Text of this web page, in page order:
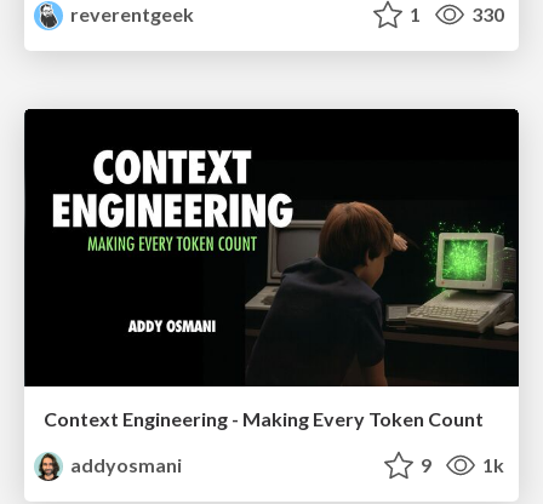
reverentgeek
1 330
Context Engineering - Making Every Token Count
addyosmani
9 1k